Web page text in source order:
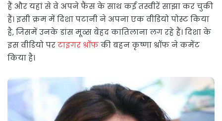
हैं और यहां से वे अपने फैंस के साथ कई तस्वीरें साझा कर चुकी
हैं। इसी क्रम में दिशा पटानी ने अपना एक वीडियो पोस्ट किया
है, जिसमें उनके डांस मूव्स बेहद कातिलाना लग रहे हैं। दिशा के
इस वीडियो परटाइगर श्रॉफकी बहन कृष्णा श्रॉफ ने कमेंट
किया है।